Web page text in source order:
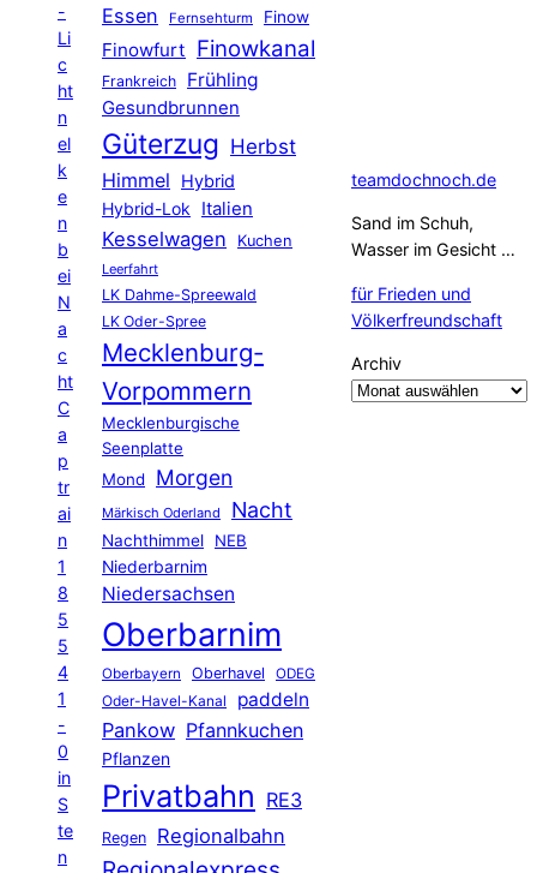
-
Li
c
ht
n
el
k
e
n
b
ei
N
a
c
ht
C
a
p
tr
ai
n
1
8
5
5
4
1
-
0
in
S
te
n
Essen Fernsehturm Finow
Finowfurt Finowkanal
Frankreich Frühling
Gesundbrunnen
Güterzug Herbst
Himmel
Hybrid
Hybrid-Lok Italien
Kesselwagen Kuchen
Leerfahrt
LK Dahme-Spreewald
LK Oder-Spree
Mecklenburg-
Vorpommern
Mecklenburgische
Seenplatte
Mond
Morgen
Märkisch Oderland Nacht
Nachthimmel
NEB
Niederbarnim
Niedersachsen
Oberbarnim
Oberbayern Oberhavel ODEG
Oder-Havel-Kanal paddeln
Pankow Pfannkuchen
Pflanzen
Privatbahn RE3
Regen Regionalbahn
teamdochnoch.de
Sand im Schuh,
Wasser im Gesicht …
für Frieden und
Völkerfreundschaft
Archiv